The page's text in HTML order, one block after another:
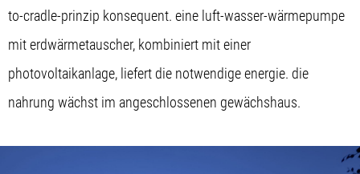
to-cradle-prinzip konsequent. eine luft-wasser-wärmepumpe
mit erdwärmetauscher, kombiniert mit einer
photovoltaikanlage, liefert die notwendige energie. die
nahrung wächst im angeschlossenen gewächshaus.